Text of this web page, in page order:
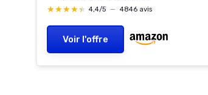
★★★★★
★★★★★ 4,4/5 — 4846 avis
Voir l'offre